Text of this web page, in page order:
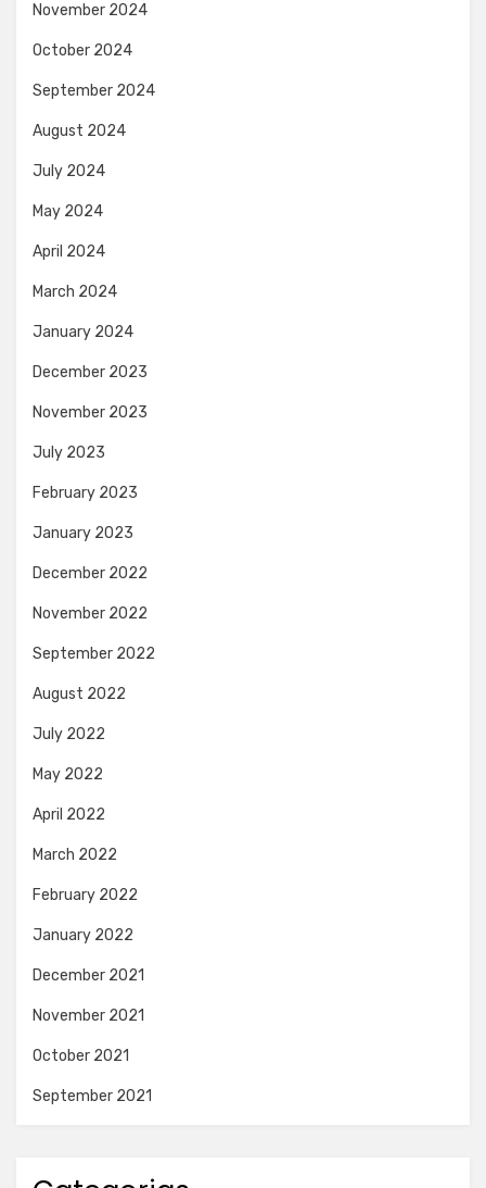
November 2024
October 2024
September 2024
August 2024
July 2024
May 2024
April 2024
March 2024
January 2024
December 2023
November 2023
July 2023
February 2023
January 2023
December 2022
November 2022
September 2022
August 2022
July 2022
May 2022
April 2022
March 2022
February 2022
January 2022
December 2021
November 2021
October 2021
September 2021